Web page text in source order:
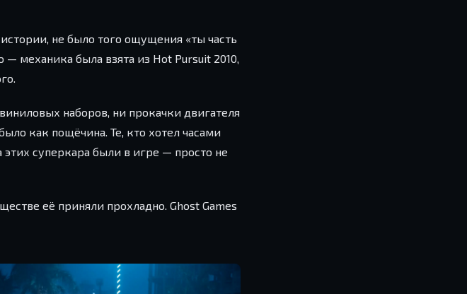
не было того ощущения «ты часть
механика была взята из Hot Pursuit 2010,
наборов, ни прокачки двигателя
как пощёчина. Те, кто хотел часами
суперкара были в игре — просто не
её приняли прохладно. Ghost Games